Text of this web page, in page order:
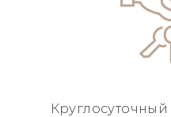
Круглосуточный